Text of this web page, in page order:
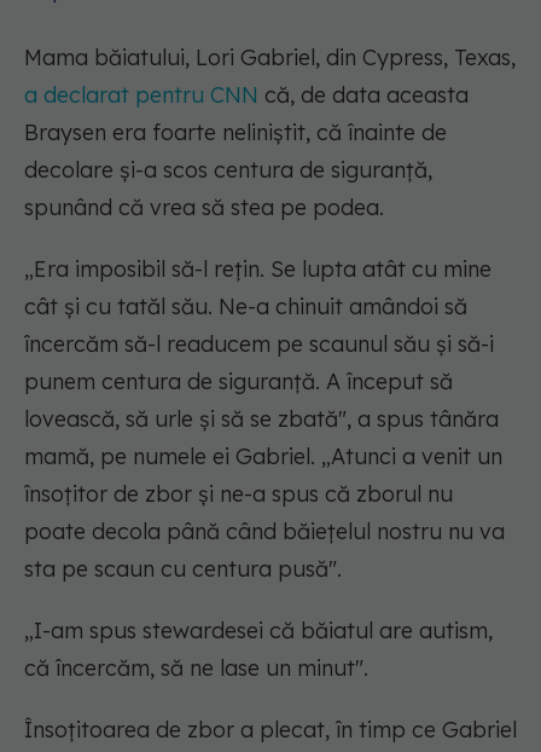
Mama băiatului, Lori Gabriel, din Cypress, Texas,
a declarat pentru CNN că, de data aceasta
Braysen era foarte neliniștit, că înainte de
decolare și-a scos centura de siguranță,
spunând că vrea să stea pe podea.
„Era imposibil să-l rețin. Se lupta atât cu mine
cât și cu tatăl său. Ne-a chinuit amândoi să
încercăm să-l readucem pe scaunul său și să-i
punem centura de siguranță. A început să
lovească, să urle și să se zbată", a spus tânăra
mamă, pe numele ei Gabriel. „Atunci a venit un
însoțitor de zbor și ne-a spus că zborul nu
poate decola până când băiețelul nostru nu va
sta pe scaun cu centura pusă".
„I-am spus stewardesei că băiatul are autism,
că încercăm, să ne lase un minut".
Însoțitoarea de zbor a plecat, în timp ce Gabriel